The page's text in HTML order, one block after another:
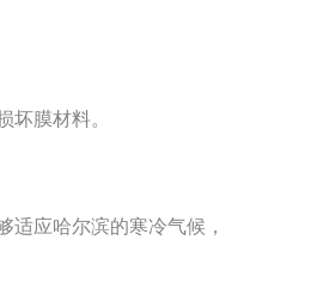
膜材料。
应哈尔滨的寒冷气候，